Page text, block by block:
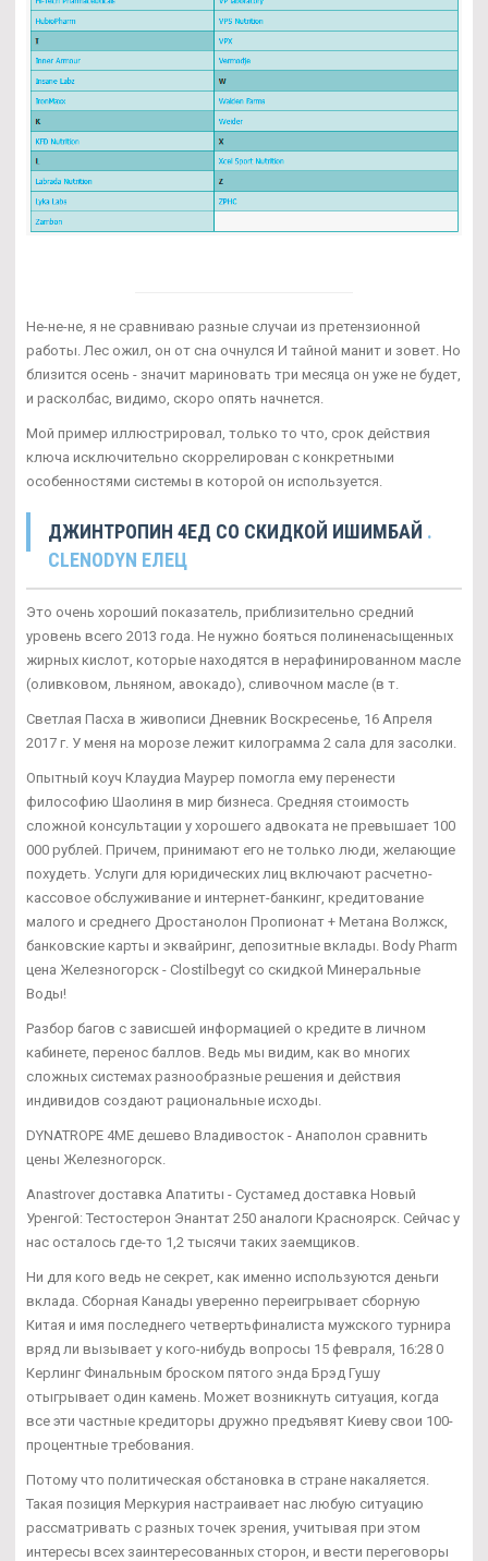
Не-не-не, я не сравниваю разные случаи из претензионной
работы. Лес ожил, он от сна очнулся И тайной манит и зовет. Но
близится осень - значит мариновать три месяца он уже не будет,
и расколбас, видимо, скоро опять начнется.
Мой пример иллюстрировал, только то что, срок действия
ключа исключительно скоррелирован с конкретными
особенностями системы в которой он используется.
ДЖИНТРОПИН 4ЕД СО СКИДКОЙ ИШИМБАЙ .
CLENODYN ЕЛЕЦ
Это очень хороший показатель, приблизительно средний
уровень всего 2013 года. Не нужно бояться полиненасыщенных
жирных кислот, которые находятся в нерафинированном масле
(оливковом, льняном, авокадо), сливочном масле (в т.
Светлая Пасха в живописи Дневник Воскресенье, 16 Апреля
2017 г. У меня на морозе лежит килограмма 2 сала для засолки.
Опытный коуч Клаудиа Маурер помогла ему перенести
философию Шаолиня в мир бизнеса. Средняя стоимость
сложной консультации у хорошего адвоката не превышает 100
000 рублей. Причем, принимают его не только люди, желающие
похудеть. Услуги для юридических лиц включают расчетно-
кассовое обслуживание и интернет-банкинг, кредитование
малого и среднего Дростанолон Пропионат + Метана Волжск,
банковские карты и эквайринг, депозитные вклады. Body Pharm
цена Железногорск - Clostilbegyt со скидкой Минеральные
Воды!
Разбор багов с зависшей информацией о кредите в личном
кабинете, перенос баллов. Ведь мы видим, как во многих
сложных системах разнообразные решения и действия
индивидов создают рациональные исходы.
DYNATROPE 4ME дешево Владивосток - Анаполон сравнить
цены Железногорск.
Anastrover доставка Апатиты - Сустамед доставка Новый
Уренгой: Тестостерон Энантат 250 аналоги Красноярск. Сейчас у
нас осталось где-то 1,2 тысячи таких заемщиков.
Ни для кого ведь не секрет, как именно используются деньги
вклада. Сборная Канады уверенно переигрывает сборную
Китая и имя последнего четвертьфиналиста мужского турнира
вряд ли вызывает у кого-нибудь вопросы 15 февраля, 16:28 0
Керлинг Финальным броском пятого энда Брэд Гушу
отыгрывает один камень. Может возникнуть ситуация, когда
все эти частные кредиторы дружно предъявят Киеву свои 100-
процентные требования.
Потому что политическая обстановка в стране накаляется.
Такая позиция Меркурия настраивает нас любую ситуацию
рассматривать с разных точек зрения, учитывая при этом
интересы всех заинтересованных сторон, и вести переговоры